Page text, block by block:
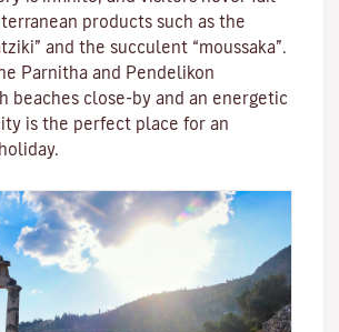
products such as the
and the succulent “moussaka”.
Parnitha and Pendelikon
beaches close-by and an energetic
is the perfect place for an